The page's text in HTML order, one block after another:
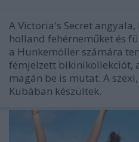
A Victoria's Secret angyala,
holland fehérneműket és
a Hunkemöller számára
fémjelzett bikinikollekciót,
magán be is mutat. A
Kubában készültek.